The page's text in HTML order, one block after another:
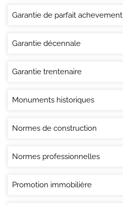
Garantie de parfait achevement
Garantie décennale
Garantie trentenaire
Monuments historiques
Normes de construction
Normes professionnelles
Promotion immobilière